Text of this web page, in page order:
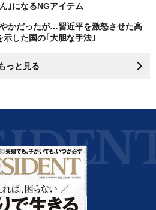
｣になるNGアイテム
かだったが…習近平を激怒させた高
した国の｢大胆な手法｣
っと見る